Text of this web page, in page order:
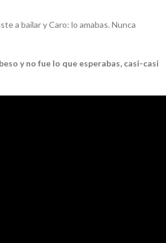
a bailar y Caro: lo amabas. Nunca
y no fue lo que esperabas, casi-casi